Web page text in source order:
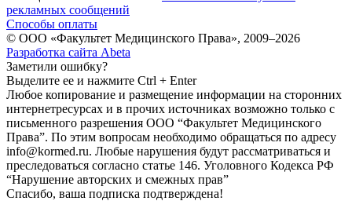
рекламных сообщений
Способы оплаты
© ООО «Факультет Медицинского Права», 2009–2026
Разработка сайта Abeta
Заметили ошибку?
Выделите ее и нажмите Ctrl + Enter
Любое копирование и размещение информации на сторонних
интернет­ресурсах и в прочих источниках возможно только с
письменного разрешения ООО “Факультет Медицинского
Права”. По этим вопросам необходимо обращаться по адресу
info@kormed.ru. Любые нарушения будут рассматриваться и
преследоваться согласно статье 146. Уголовного Кодекса РФ
“Нарушение авторских и смежных прав”
Спасибо, ваша подписка подтверждена!